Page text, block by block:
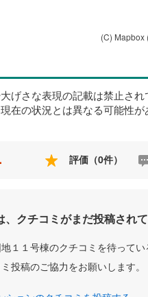
(C) Mapbox
げさな表現の記載は禁止さ
在の状況とは異なる可能性
評価（0件）
クチコミがまだ投稿されて
１１号棟のクチコミを待ってい
投稿のご協力をお願いします。